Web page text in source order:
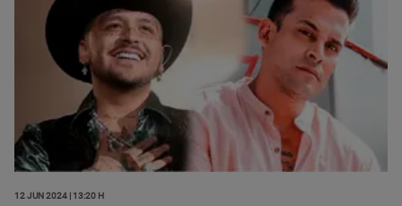
12 Jun 2024 | 13:20 h